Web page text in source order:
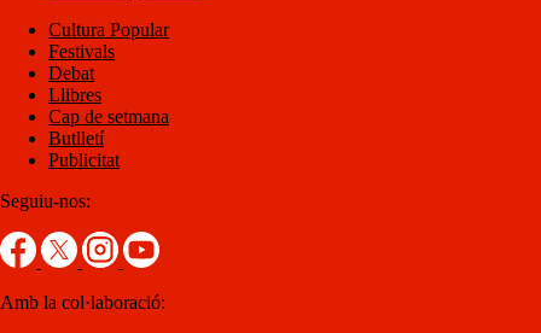
Cultura Popular
Festivals
Debat
Llibres
Cap de setmana
Butlletí
Publicitat
Seguiu-nos:
Amb la col·laboració: